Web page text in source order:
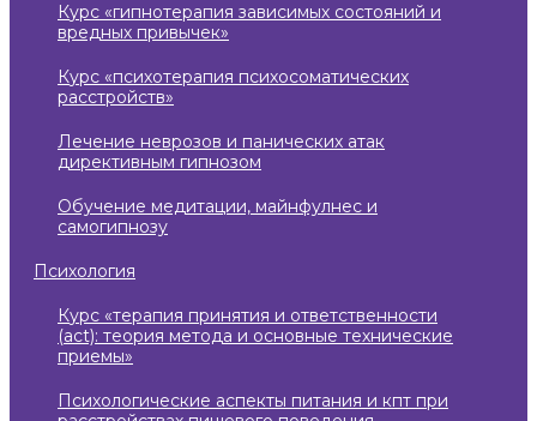
курс «гипнотерапия зависимых состояний и
вредных привычек»
курс «психотерапия психосоматических
расстройств»
лечение неврозов и панических атак
директивным гипнозом
обучение медитации, майнфулнес и
самогипнозу
психология
курс «терапия принятия и ответственности
(act): теория метода и основные технические
приемы»
психологические аспекты питания и кпт при